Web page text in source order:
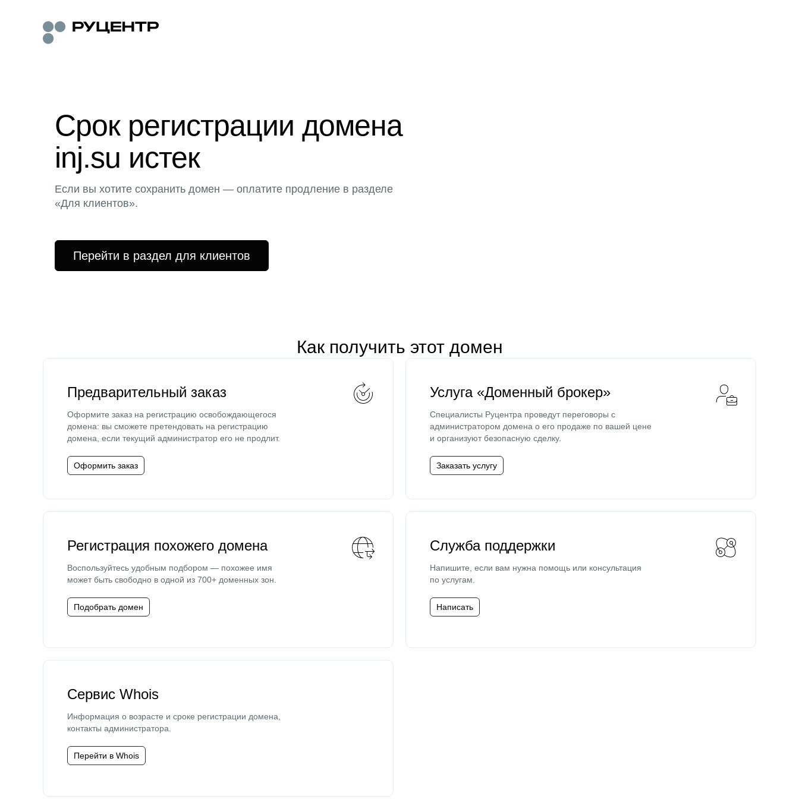
Срок регистрации домена
inj.su истек
Если вы хотите сохранить домен — оплатите продление в разделе
«Для клиентов».
Перейти в раздел для клиентов
Как получить этот домен
Предварительный заказ
Оформите заказ на регистрацию освобождающегося
домена: вы сможете претендовать на регистрацию
домена, если текущий администратор его не продлит.
Оформить заказ
Услуга «Доменный брокер»
Специалисты Руцентра проведут переговоры с
администратором домена о его продаже по вашей цене
и организуют безопасную сделку.
Заказать услугу
Регистрация похожего домена
Воспользуйтесь удобным подбором — похожее имя
может быть свободно в одной из 700+ доменных зон.
Подобрать домен
Служба поддержки
Напишите, если вам нужна помощь или консультация
по услугам.
Написать
Сервис Whois
Информация о возрасте и сроке регистрации домена,
контакты администратора.
Перейти в Whois